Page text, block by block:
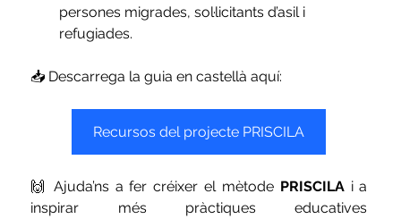
persones migrades, sol·licitants d’asil i
refugiades.
📥 Descarrega la guia en castellà aquí:
Recursos del projecte PRISCILA
🙌 Ajuda’ns a fer créixer el mètode PRISCILA i a
inspirar més pràctiques educatives